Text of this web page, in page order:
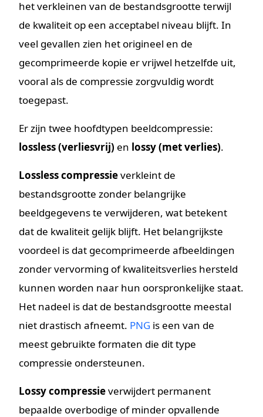
het verkleinen van de bestandsgrootte terwijl
de kwaliteit op een acceptabel niveau blijft. In
veel gevallen zien het origineel en de
gecomprimeerde kopie er vrijwel hetzelfde uit,
vooral als de compressie zorgvuldig wordt
toegepast.
Er zijn twee hoofdtypen beeldcompressie:
lossless (verliesvrij) en lossy (met verlies).
Lossless compressieverkleint de
bestandsgrootte zonder belangrijke
beeldgegevens te verwijderen, wat betekent
dat de kwaliteit gelijk blijft. Het belangrijkste
voordeel is dat gecomprimeerde afbeeldingen
zonder vervorming of kwaliteitsverlies hersteld
kunnen worden naar hun oorspronkelijke staat.
Het nadeel is dat de bestandsgrootte meestal
niet drastisch afneemt. PNG is een van de
meest gebruikte formaten die dit type
compressie ondersteunen.
Lossy compressieverwijdert permanent
bepaalde overbodige of minder opvallende